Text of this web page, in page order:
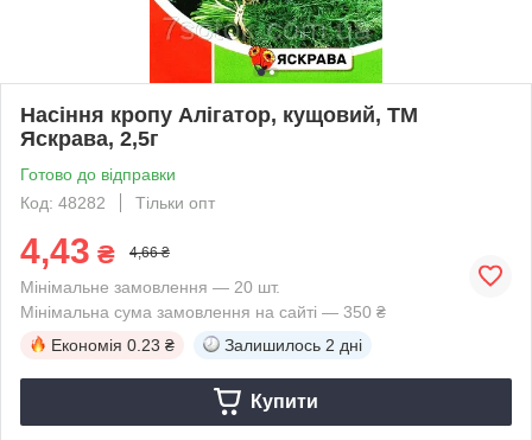
Насіння кропу Алігатор, кущовий, ТМ
Яскрава, 2,5г
Готово до відправки
Код: 48282
Тільки опт
4,43 ₴ 4,66 ₴
Мінімальне замовлення — 20 шт.
Мінімальна сума замовлення на сайті — 350 ₴
Економія 0.23 ₴ Залишилось 2 дні
Купити